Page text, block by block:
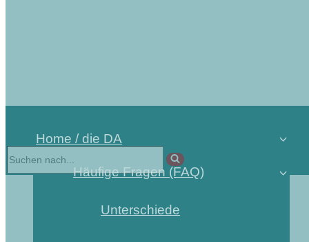
Home / die DA
Häufige Fragen (FAQ)
Unterschiede